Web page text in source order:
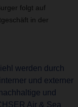
folgt auf
in der
werden durch
und externer
und
Air & Sea